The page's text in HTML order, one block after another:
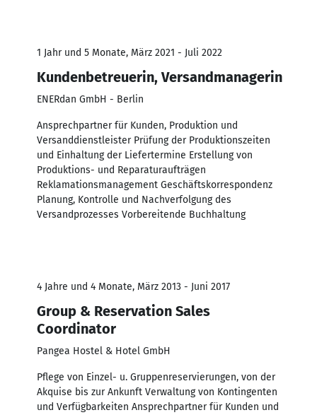
1 Jahr und 5 Monate, März 2021 - Juli 2022
Kundenbetreuerin, Versandmanagerin
ENERdan GmbH - Berlin
Ansprechpartner für Kunden, Produktion und
Versanddienstleister Prüfung der Produktionszeiten
und Einhaltung der Liefertermine Erstellung von
Produktions- und Reparaturaufträgen
Reklamationsmanagement Geschäftskorrespondenz
Planung, Kontrolle und Nachverfolgung des
Versandprozesses Vorbereitende Buchhaltung
4 Jahre und 4 Monate, März 2013 - Juni 2017
Group & Reservation Sales
Coordinator
Pangea Hostel & Hotel GmbH
Pflege von Einzel- u. Gruppenreservierungen, von der
Akquise bis zur Ankunft Verwaltung von Kontingenten
und Verfügbarkeiten Ansprechpartner für Kunden und